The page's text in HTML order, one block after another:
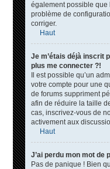
également possible que
problème de
corriger.
Haut
Je m’étais déjà inscrit
plus me connecter ?!
Il est possible qu’un
votre compte pour une
de forums suppriment
afin de réduire la taille
cas, inscrivez-vous de
activement aux
Haut
J’ai perdu mon mot de
Pas de panique ! Bien